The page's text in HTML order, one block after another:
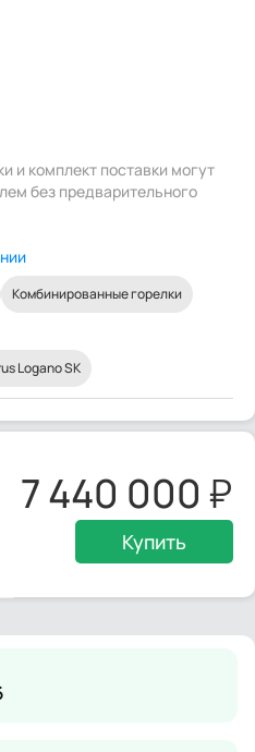
и комплект поставки могут
без предварительного
Комбинированные горелки
Logano SK
7 440 000
Купить